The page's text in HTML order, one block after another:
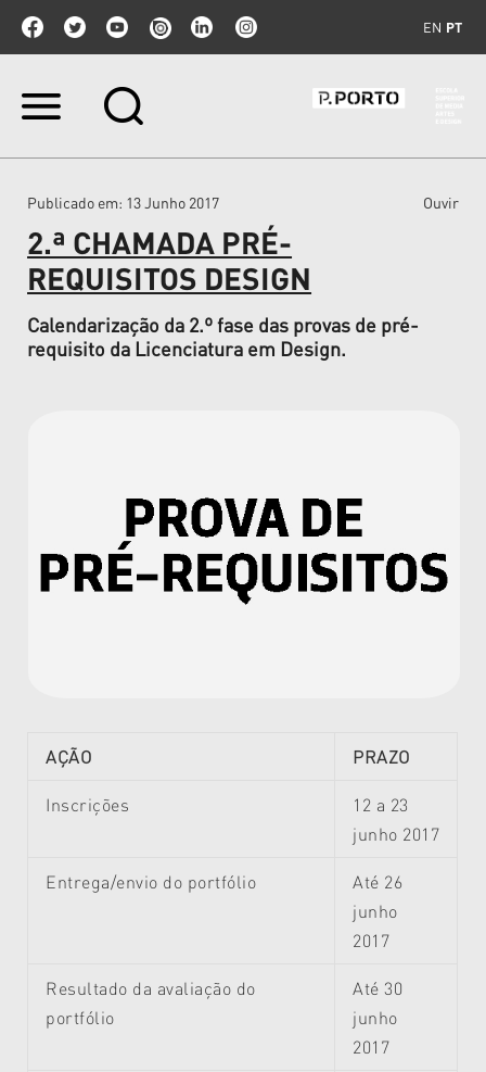
EN PT
Ir
Ir
navegação
Publicado em: 13 Junho 2017 Ouvir
2.ª CHAMADA PRÉ-
REQUISITOS DESIGN
Calendarização da 2.º fase das provas de pré-
requisito da Licenciatura em Design.
AÇÃO PRAZO
Inscrições
12 a 23
junho 2017
Entrega/envio do portfólio
Até 26
junho
2017
Resultado da avaliação do
portfólio
Até 30
junho
2017